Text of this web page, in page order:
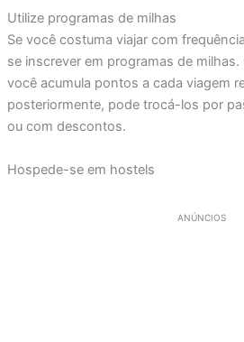
Utilize programas de milhas
Se você costuma viajar com
se inscrever em programas de
você acumula pontos a cada viagem
posteriormente, pode trocá-los por
ou com descontos.
Hospede-se em hostels
ANÚNCIOS